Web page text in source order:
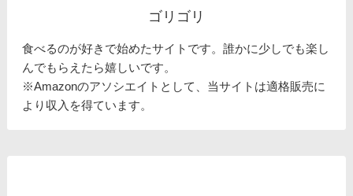
ゴリゴリ
食べるのが好きで始めたサイトです。誰かに少しでも楽し
んでもらえたら嬉しいです。
※Amazonのアソシエイトとして、当サイトは適格販売に
より収入を得ています。